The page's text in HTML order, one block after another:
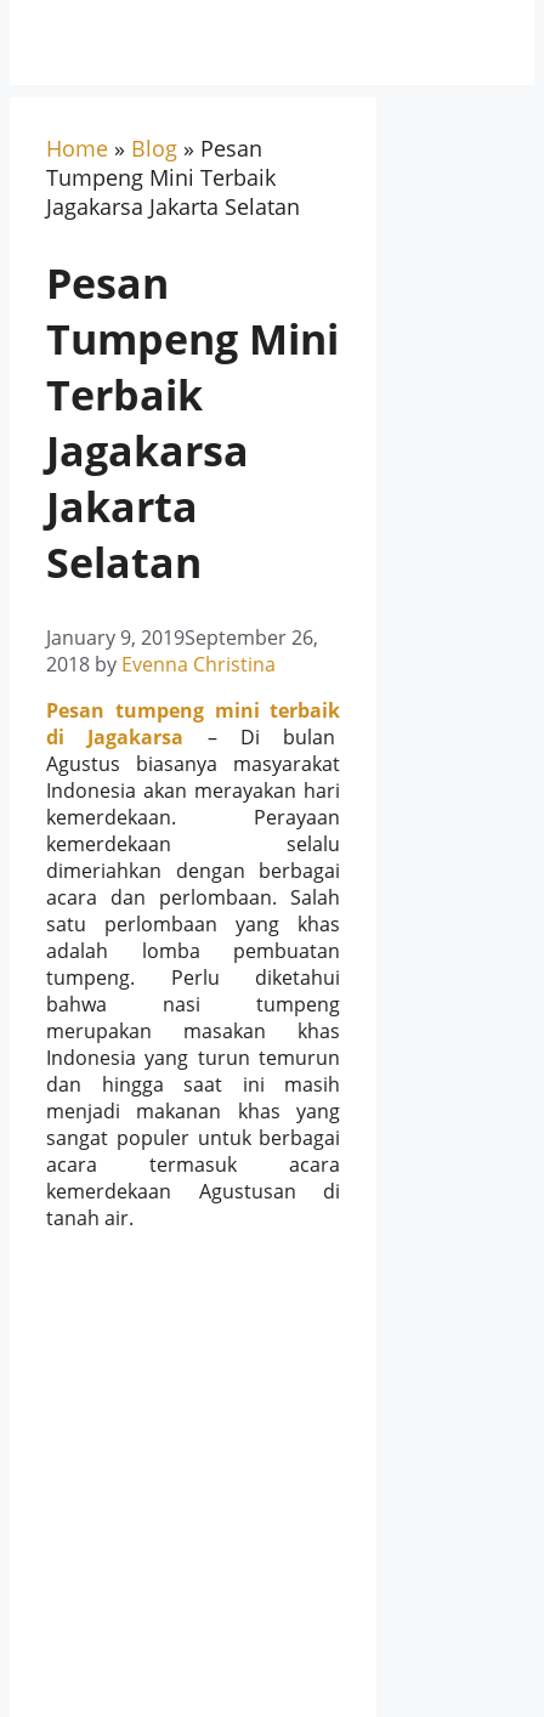
Home » Blog » Pesan
Tumpeng Mini Terbaik
Jagakarsa Jakarta Selatan
Pesan
Tumpeng Mini
Terbaik
Jagakarsa
Jakarta
Selatan
January 9, 2019September 26,
2018 by Evenna Christina
Pesan tumpeng mini terbaik
di Jagakarsa – Di bulan
Agustus biasanya masyarakat
Indonesia akan merayakan hari
kemerdekaan. Perayaan
kemerdekaan selalu
dimeriahkan dengan berbagai
acara dan perlombaan. Salah
satu perlombaan yang khas
adalah lomba pembuatan
tumpeng. Perlu diketahui
bahwa nasi tumpeng
merupakan masakan khas
Indonesia yang turun temurun
dan hingga saat ini masih
menjadi makanan khas yang
sangat populer untuk berbagai
acara termasuk acara
kemerdekaan Agustusan di
tanah air.